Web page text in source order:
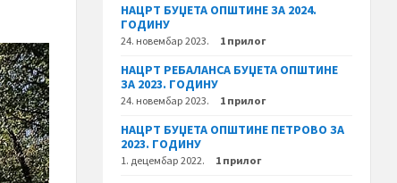
НАЦРТ БУЏЕТА ОПШТИНЕ ЗА 2024.
ГОДИНУ
24. новембар 2023. 1 прилог
НАЦРТ РЕБАЛАНСА БУЏЕТА ОПШТИНЕ
ЗА 2023. ГОДИНУ
24. новембар 2023. 1 прилог
НАЦРТ БУЏЕТА ОПШТИНЕ ПЕТРОВО ЗА
2023. ГОДИНУ
1. децембар 2022. 1 прилог